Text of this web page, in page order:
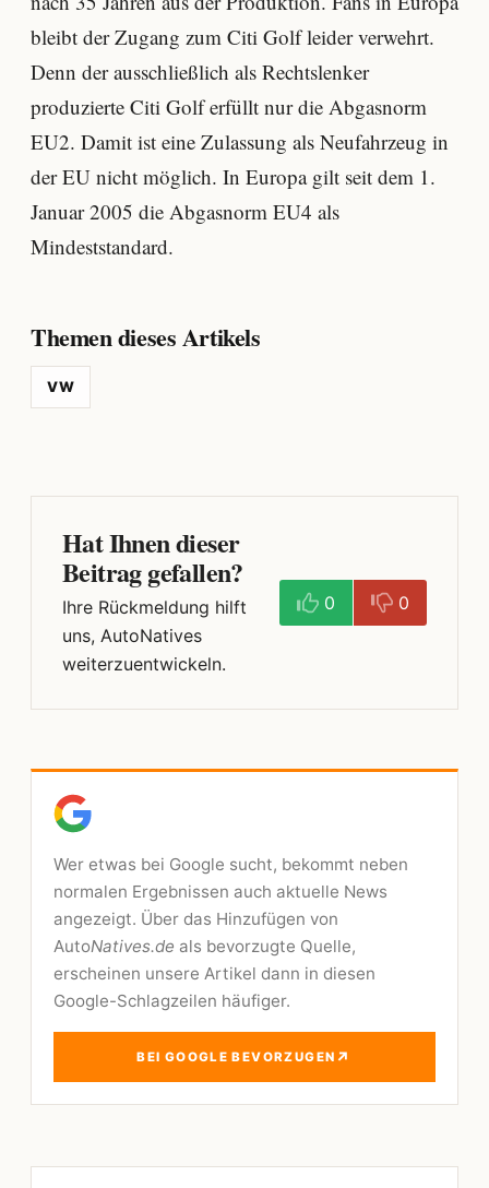
bleibt der Zugang zum Citi Golf leider verwehrt.
Denn der ausschließlich als Rechtslenker
produzierte Citi Golf erfüllt nur die Abgasnorm
EU2. Damit ist eine Zulassung als Neufahrzeug in
der EU nicht möglich. In Europa gilt seit dem 1.
Januar 2005 die Abgasnorm EU4 als
Mindeststandard.
Themen dieses Artikels
VW
Hat Ihnen dieser
Beitrag gefallen?
Ihre Rückmeldung hilft
uns, AutoNatives
weiterzuentwickeln.
0 0
Wer etwas bei Google sucht, bekommt neben
normalen Ergebnissen auch aktuelle News
angezeigt. Über das Hinzufügen von
AutoNatives.de als bevorzugte Quelle,
erscheinen unsere Artikel dann in diesen
Google-Schlagzeilen häufiger.
BEI GOOGLE BEVORZUGEN ↗